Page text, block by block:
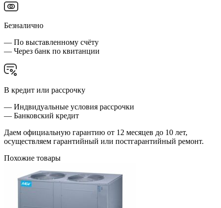
Безналично
— По выставленному счёту
— Через банк по квитанции
В кредит или рассрочку
— Индвидуальные условия рассрочки
— Банковский кредит
Даем официальную гарантию от 12 месяцев до 10 лет,
осуществляем гарантийный или постгарантийный ремонт.
Похожие товары